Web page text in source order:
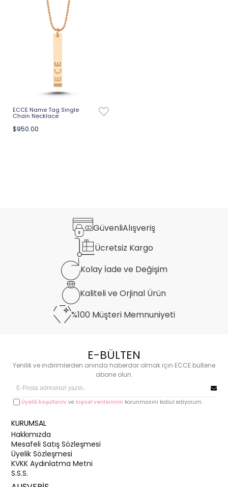
ECCE Name Tag Single
Chain Necklace
$950.00
GüvenliAlışveriş
Ücretsiz Kargo
Kolay İade ve Değişim
Kaliteli veOrjinal Ürün
%100 Müşteri Memnuniyeti
E-BÜLTEN
Yenilik ve indirimlerden anında haberdar olmak için ECCE bültene
abone olun.
Üyelik koşullarını vekişisel verilerimin korunmasını kabul ediyorum.
KURUMSAL
Hakkımızda
Mesafeli Satış Sözleşmesi
Üyelik Sözleşmesi
KVKK Aydınlatma Metni
S.S.S.